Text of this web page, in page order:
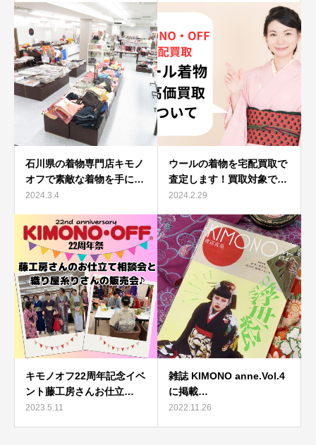
石川県の着物専門店キモノ
オフで素敵な着物を手に…
2024.3.4
ウールの着物を宅配買取で
査定します！買取対象で…
2024.2.29
キモノオフ22周年記念イベ
ント藤工房さんお仕立…
2023.5.11
雑誌 KIMONO anne.Vol.4
に掲載…
2022.11.26